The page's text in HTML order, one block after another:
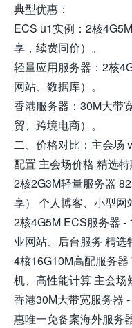
典型优惠：
ECS u1实例：2核
享，续费同价）。
轻量应用服务器：2核
网站、数据库）。
香港服务器：30M大带
贸、跨境电商）。
二、价格对比：主会场
配置 主会场价格 精选
2核2G3M轻量服务器
享） 个人博客、小型
2核4G5M ECS服务器 -
业网站、后台服务 精
4核16G10M高配服务
机、高性能计算 主会场
香港30M大带宽服务器
惠唯一免备案海外服务